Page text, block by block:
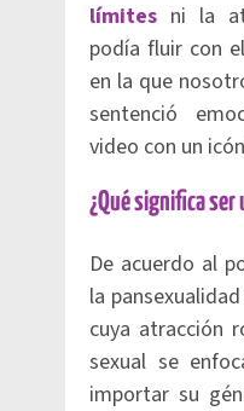
límites ni la
podía fluir con
en la que
sentenció
video con un
¿Qué significa
De acuerdo al
la
cuya atracción
sexual se
importar su